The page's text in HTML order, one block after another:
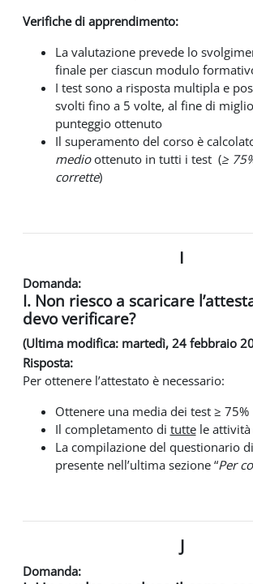
Verifiche di apprendimento:
La valutazione prevede lo
finale per ciascun modulo
I test sono a risposta multipla e
svolti fino a 5 volte, al fine di
punteggio ottenuto
Il superamento del corso è
medioottenuto in tutti i test (≥
corrette)
I
Domanda:
I. Non riesco a scaricare
devo verificare?
(Ultima modifica: martedì, 24 febbraio
Risposta:
Per ottenere l’attestato è necessario:
Ottenere una media dei test ≥ 75%
Il completamento di tuttele attività
La compilazione del questionario
presente nell’ultima sezione “Per
J
Domanda: